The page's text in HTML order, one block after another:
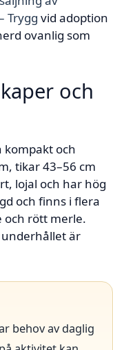
Trygg vid adoption
ovanlig som
och
kompakt och
tikar 43–56 cm
lojal och har hög
och finns i flera
och rött merle.
är
behov av daglig